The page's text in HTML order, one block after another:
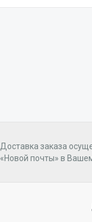
Доставка заказа
«Новой почты» в